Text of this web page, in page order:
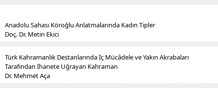
Anadolu Sahası Köroğlu Anlatmalarında Kadın Tipler
Doç. Dr. Metin Ekici
Türk Kahramanlık Destanlarında İç Mücâdele ve Yakın Akrabaları
Tarafından İhanete Uğrayan Kahraman
Dr. Mehmet Aça